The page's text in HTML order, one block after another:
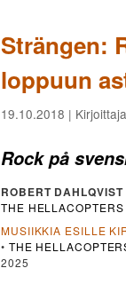
Strängen:
loppuun
19.10.2018 |
Rock på
ROBERT DAHLQVIST
THE HELLACOPTERS
MUSIIKKIA ESILLE
• THE
2025